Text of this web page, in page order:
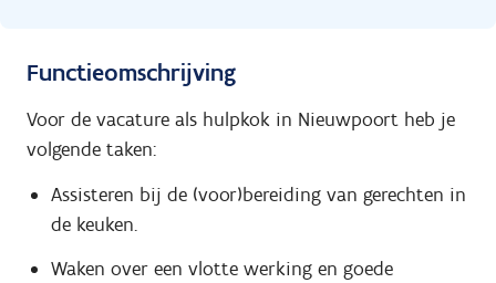
Functieomschrijving
Voor de vacature als hulpkok in Nieuwpoort heb je
volgende taken:
Assisteren bij de (voor)bereiding van gerechten in
de keuken.
Waken over een vlotte werking en goede